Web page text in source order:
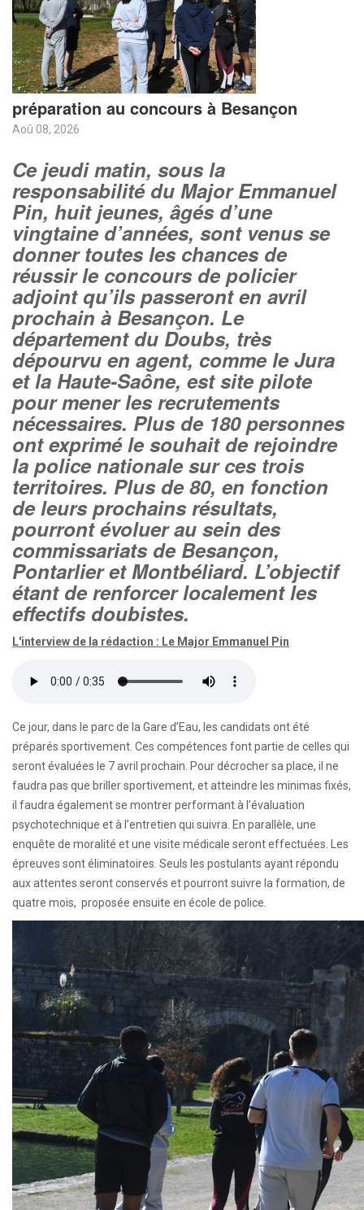
préparation au concours à Besançon
Aoû 08, 2026
Ce jeudi matin, sous la
responsabilité du Major Emmanuel
Pin, huit jeunes, âgés d’une
vingtaine d’années, sont venus se
donner toutes les chances de
réussir le concours de policier
adjoint qu’ils passeront en avril
prochain à Besançon. Le
département du Doubs, très
dépourvu en agent, comme le Jura
et la Haute-Saône, est site pilote
pour mener les recrutements
nécessaires. Plus de 180 personnes
ont exprimé le souhait de rejoindre
la police nationale sur ces trois
territoires. Plus de 80, en fonction
de leurs prochains résultats,
pourront évoluer au sein des
commissariats de Besançon,
Pontarlier et Montbéliard. L’objectif
étant de renforcer localement les
effectifs doubistes.
L'interview de la rédaction : Le Major Emmanuel Pin
Ce jour, dans le parc de la Gare d’Eau, les candidats ont été
préparés sportivement. Ces compétences font partie de celles qui
seront évaluées le 7 avril prochain. Pour décrocher sa place, il ne
faudra pas que briller sportivement, et atteindre les minimas fixés,
il faudra également se montrer performant à l’évaluation
psychotechnique et à l’entretien qui suivra. En parallèle, une
enquête de moralité et une visite médicale seront effectuées. Les
épreuves sont éliminatoires. Seuls les postulants ayant répondu
aux attentes seront conservés et pourront suivre la formation, de
quatre mois, proposée ensuite en école de police.